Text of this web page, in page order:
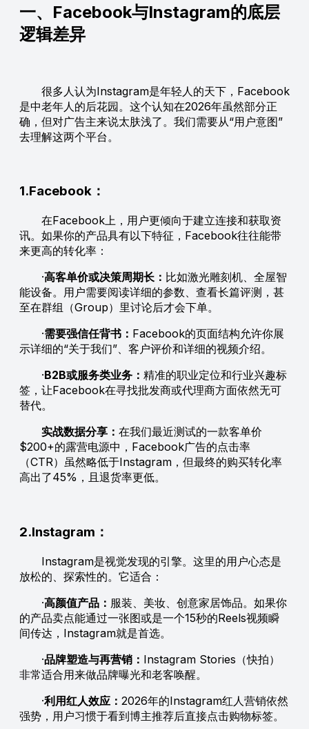
一、Facebook与Instagram的底层
逻辑差异
很多人认为Instagram是年轻人的天下，Facebook
是中老年人的后花园。这个认知在2026年虽然部分正
确，但对广告主来说太肤浅了。我们需要从“用户意图”
去理解这两个平台。
1.Facebook：
在Facebook上，用户更倾向于建立连接和获取资
讯。如果你的产品具有以下特征，Facebook往往能带
来更高的转化率：
·高客单价或决策周期长： 比如激光雕刻机、全屋智
能设备。用户需要阅读详细的参数、查看长篇评测，甚
至在群组（Group）里讨论后才会下单。
·需要强信任背书： Facebook的页面结构允许你展
示详细的“关于我们”、客户评价和详细的视频介绍。
·B2B或服务类业务： 精准的职业定位和行业兴趣标
签，让Facebook在寻找批发商或代理商方面依然无可
替代。
实战数据分享： 在我们最近测试的一款客单价
$200+的露营电源中，Facebook广告的点击率
（CTR）虽然略低于Instagram，但最终的购买转化率
高出了45%，且退货率更低。
2.Instagram：
Instagram是视觉发现的引擎。这里的用户心态是
放松的、探索性的。它适合：
·高颜值产品： 服装、美妆、创意家居饰品。如果你
的产品卖点能通过一张图或是一个15秒的Reels视频瞬
间传达，Instagram就是首选。
·品牌塑造与再营销： Instagram Stories（快拍）
非常适合用来做品牌曝光和老客唤醒。
·利用红人效应： 2026年的Instagram红人营销依然
强势，用户习惯于看到博主推荐后直接点击购物标签。